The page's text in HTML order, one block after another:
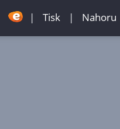
| Tisk | Nahoru